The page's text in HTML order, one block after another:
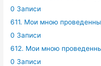
0 Записи
611. Мои мною
0 Записи
612. Мои мною
0 Записи